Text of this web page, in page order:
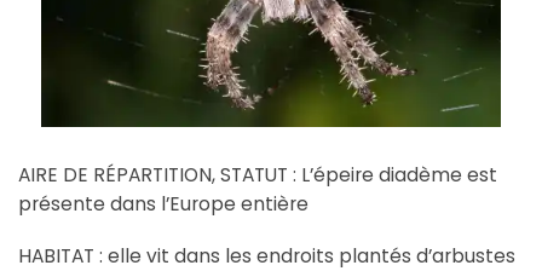
AIRE DE RÉPARTITION, STATUT : L’épeire diadème est
présente dans l’Europe entière
HABITAT : elle vit dans les endroits plantés d’arbustes